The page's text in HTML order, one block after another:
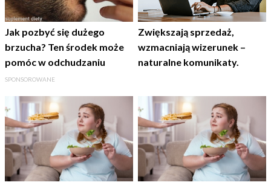
Jak pozbyć się dużego
brzucha? Ten środek może
pomóc w odchudzaniu
SPONSOROWANE
Zwiększają sprzedaż,
wzmacniają wizerunek –
naturalne komunikaty.